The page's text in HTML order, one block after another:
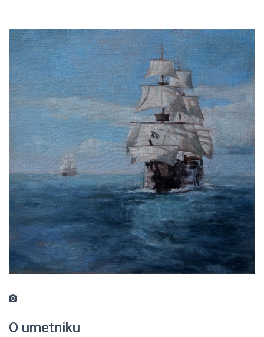
O umetniku